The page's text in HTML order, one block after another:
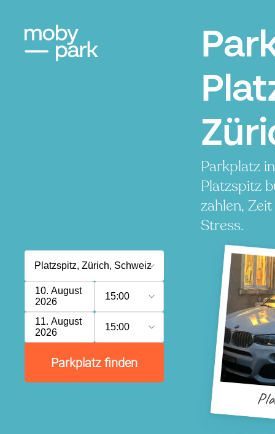
Parkplatz
Platzspitz
zahlen,
Stress.
10. August
2026
15:00
11. August
2026
15:00
Parkplatz finden